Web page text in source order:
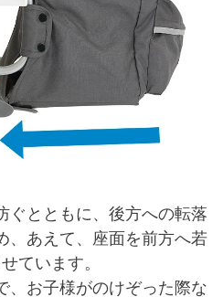
ぐとともに、後方への転落
、あえて、座面を前方へ若
ています。
、お子様がのけぞった際な